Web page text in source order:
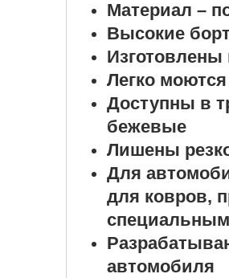
Материал –
Высокие
Изготовлены
Легко моются
Доступны в
бежевые
Лишены
Для
для ковров,
автомобиля